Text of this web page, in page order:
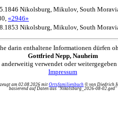
Nikolsburg, Mikulov, South
«2946»
Nikolsburg, Mikulov, South
darin enthaltene Informationen dürfen
Gottfried Nepp, Nauheim
verwendet oder weitergegeben
Impressum
am 02.08.2026 mitOrtsfamilienbuch © von Diedrich
basierend auf Daten aus "Nikolsburg_2026-08-02.ged"